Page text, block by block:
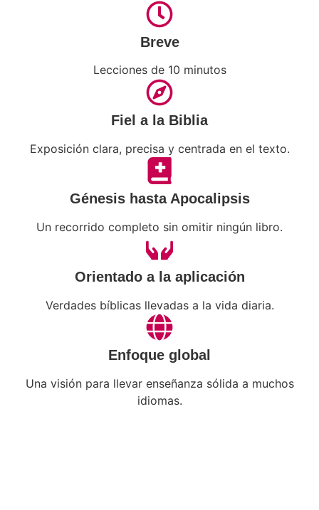
Breve
Lecciones de 10 minutos
Fiel a la Biblia
Exposición clara, precisa y centrada en el texto.
Génesis hasta Apocalipsis
Un recorrido completo sin omitir ningún libro.
Orientado a la aplicación
Verdades bíblicas llevadas a la vida diaria.
Enfoque global
Una visión para llevar enseñanza sólida a muchos
idiomas.